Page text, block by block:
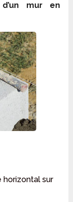
mur en
horizontal sur